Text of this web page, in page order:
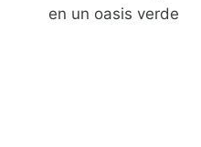
en un oasis verde